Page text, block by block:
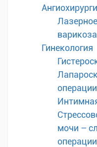
варикоза
Гинекология
операции
мочи –
операции